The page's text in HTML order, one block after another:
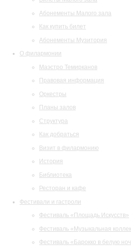
Абонементы Малого зала
Как купить билет
Абонементы Музитория
О филармонии
Маэстро Темирканов
Правовая информация
Оркестры
Планы залов
Структура
Как добраться
Визит в филармонию
История
Библиотека
Ресторан и кафе
Фестивали и гастроли
Фестиваль «Площадь Искусств»
Фестиваль «Музыкальная
Фестиваль «Барокко в белую